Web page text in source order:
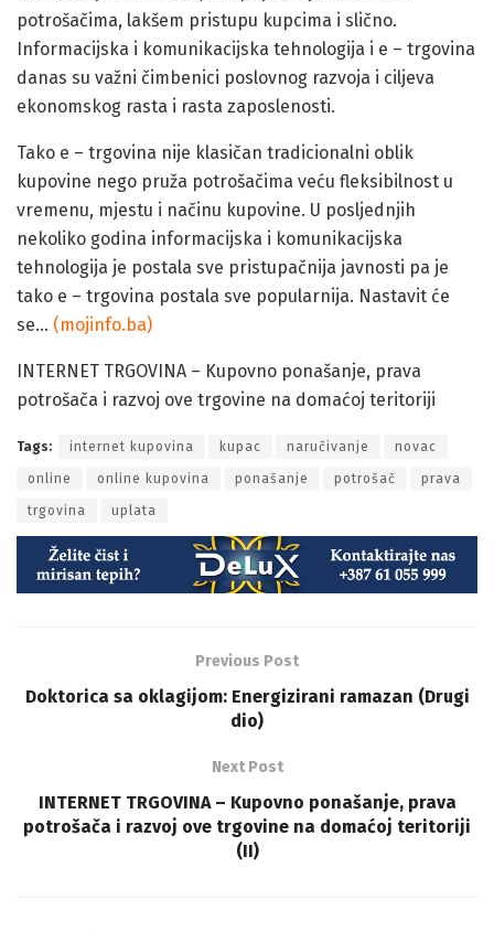
potrošačima, lakšem pristupu kupcima i slično.
Informacijska i komunikacijska tehnologija i e – trgovina
danas su važni čimbenici poslovnog razvoja i ciljeva
ekonomskog rasta i rasta zaposlenosti.
Tako e – trgovina nije klasičan tradicionalni oblik
kupovine nego pruža potrošačima veću fleksibilnost u
vremenu, mjestu i načinu kupovine. U posljednjih
nekoliko godina informacijska i komunikacijska
tehnologija je postala sve pristupačnija javnosti pa je
tako e – trgovina postala sve popularnija. Nastavit će
se… (mojinfo.ba)
INTERNET TRGOVINA – Kupovno ponašanje, prava
potrošača i razvoj ove trgovine na domaćoj teritoriji
Tags: internet kupovina kupac naručivanje novac
online online kupovina ponašanje potrošač prava
trgovina uplata
Previous Post
Doktorica sa oklagijom: Energizirani ramazan (Drugi
dio)
Next Post
INTERNET TRGOVINA – Kupovno ponašanje, prava
potrošača i razvoj ove trgovine na domaćoj teritoriji
(II)